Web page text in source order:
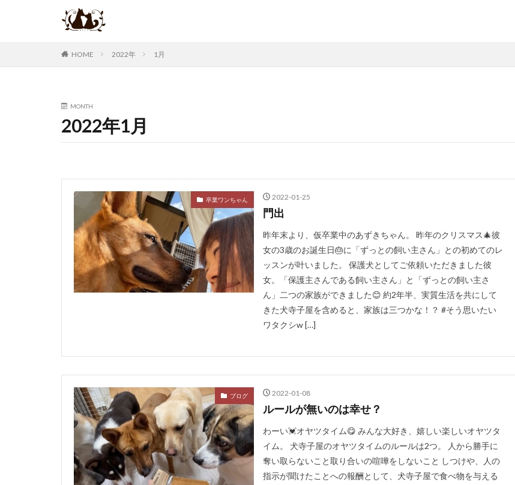
HOME 2022年 1月
MONTH
2022年1月
卒業ワンちゃん 2022-01-25
門出
昨年末より、仮卒業中のあずきちゃん。 昨年のクリスマス🎄彼
女の3歳のお誕生日🎂に「ずっとの飼い主さん」との初めてのレ
ッスンが叶いました。 保護犬としてご依頼いただきました彼
女。「保護主さんである飼い主さん」と「ずっとの飼い主さ
ん」二つの家族ができました😊 約2年半、実質生活を共にして
きた犬寺子屋を含めると、家族は三つかな！？ #そう思いたい
ワタクシw […]
ブログ 2022-01-08
ルールが無いのは幸せ？
わーい💓オヤツタイム😋 みんな大好き、嬉しい楽しいオヤツタ
イム。 犬寺子屋のオヤツタイムのルールは2つ。 人から勝手に
奪い取らないこと取り合いの喧嘩をしないこと しつけや、人の
指示が聞けたことへの報酬として、犬寺子屋で食べ物を与える